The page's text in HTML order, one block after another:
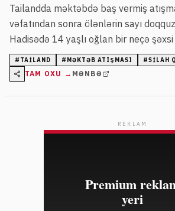
Tailandda məktəbdə baş vermiş
vəfatından sonra ölənlərin sayı
Hadisədə 14 yaşlı oğlan bir neçə
isə intihar edib.
# TAILAND # MƏKTƏB ATIŞMASI #SILAH
TAM OXU → MƏNBƏ
REKLAM